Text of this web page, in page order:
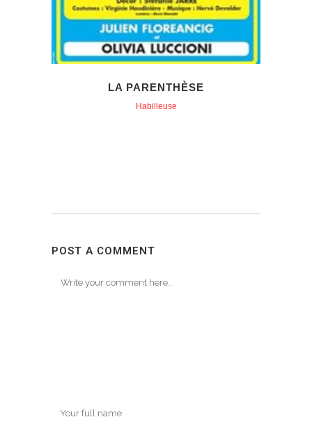
LA PARENTHÈSE
Habilleuse
POST A COMMENT